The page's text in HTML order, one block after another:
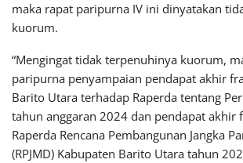
maka rapat paripurna IV ini dinyatakan
kuorum.
“Mengingat tidak terpenuhinya kuorum,
paripurna penyampaian pendapat akhir
Barito Utara terhadap Raperda tentang
tahun anggaran 2024 dan pendapat akhir
Raperda Rencana Pembangunan Jangka
(RPJMD) Kabupaten Barito Utara tahun